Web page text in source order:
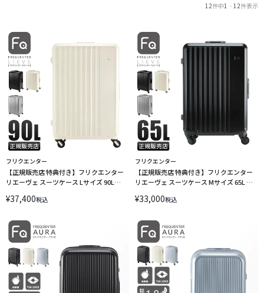
12件中1 - 12件表示
フリクエンター
【正規販売店 特典付き】フリクエンター
リエーヴェ スーツケース Lサイズ 90L
プ キャリーケース FREQUENTER LIEVE 1-
¥37,400税込
フリクエンター
【正規販売店 特典付き】フリクエンター
リエーヴェ スーツケース Mサイズ 65L 超
FREQUENTER LIEVE 1-530 エンドー鞄
¥33,000税込